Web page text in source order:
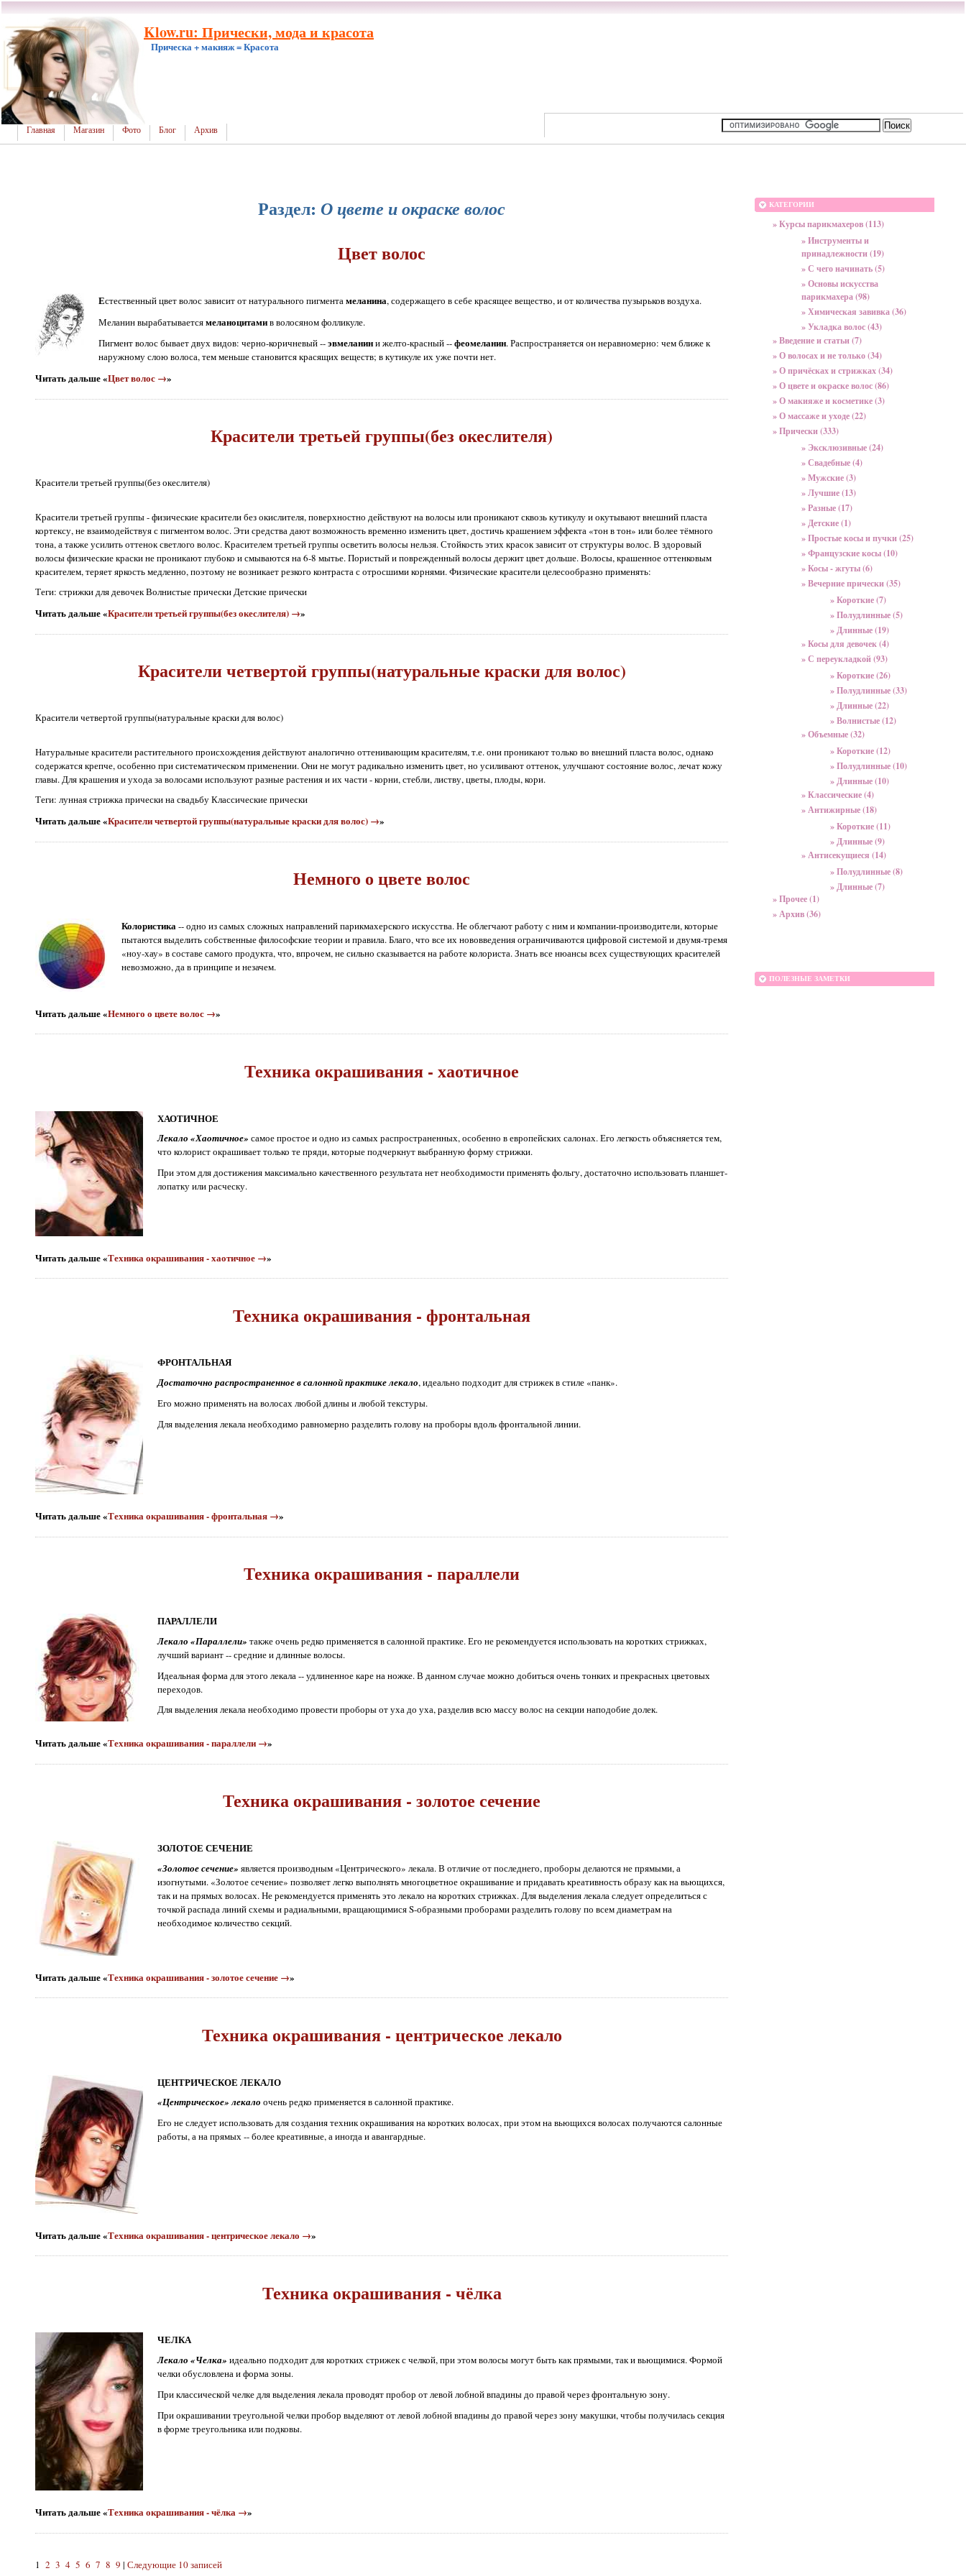
Klow.ru: Прически, мода и красота
Прическа + макияж = Красота
Главная Магазин Фото Блог Архив
Раздел: О цвете и окраске волос
Цвет волос
Естественный цвет волос зависит от натурального пигментамеланина, содержащего в себе красящее вещество, и от количества пузырьков воздуха.
Меланин вырабатываетсямеланоцитамив волосяном фолликуле.
Пигмент волос бывает двух видов: черно-коричневый --эвмеланини желто-красный --феомеланин. Распространяется он неравномерно: чем ближе к
наружному слою волоса, тем меньше становится красящих веществ; в кутикуле их уже почти нет.
Читать дальше «Цвет волос →»
Красители третьей группы(без океслителя)
Красители третьей группы(без океслителя)
Красители третьей группы - физические красители без окислителя, поверхностно действуют на волосы или проникают сквозь кутикулу и окутывают внешний пласта
кортексу, не взаимодействуя с пигментом волос. Эти средства дают возможность временно изменить цвет, достичь крашением эффекта «тон в тон» или более тёмного
тона, а также усилить оттенок светлого волос. Красителем третьей группы осветить волосы нельзя. Стойкость этих красок зависит от структуры волос. В здоровый
волосы физические краски не проникают глубоко и смываются на 6-8 мытье. Пористый и поврежденный волосы держит цвет дольше. Волосы, крашенное оттенковым
красителем, теряет яркость медленно, поэтому не возникает резкого контраста с отросшими корнями. Физические красители целесообразно применять:
Теги: стрижки для девочек Волнистые прически Детские прически
Читать дальше «Красители третьей группы(без океслителя) →»
Красители четвертой группы(натуральные краски для волос)
Красители четвертой группы(натуральные краски для волос)
Натуральные красители растительного происхождения действуют аналогично оттенивающим красителям, т.е. они проникают только во внешний пласта волос, однако
содержатся крепче, особенно при систематическом применении. Они не могут радикально изменить цвет, но усиливают оттенок, улучшают состояние волос, лечат кожу
главы. Для крашения и ухода за волосами используют разные растения и их части - корни, стебли, листву, цветы, плоды, кори.
Теги: лунная стрижка прически на свадьбу Классические прически
Читать дальше «Красители четвертой группы(натуральные краски для волос) →»
Немного о цвете волос
Колористика -- одно из самых сложных направлений парикмахерского искусства. Не облегчают работу с ним и компании-производители, которые
пытаются выделить собственные философские теории и правила. Благо, что все их нововведения ограничиваются цифровой системой и двумя-тремя
«ноу-хау» в составе самого продукта, что, впрочем, не сильно сказывается на работе колориста. Знать все нюансы всех существующих красителей
невозможно, да в принципе и незачем.
Читать дальше «Немного о цвете волос →»
Техника окрашивания - хаотичное
ХАОТИЧНОЕ
Лекало «Хаотичное» самое простое и одно из самых распространенных, особенно в европейских салонах. Его легкость объясняется тем,
что колорист окрашивает только те пряди, которые подчеркнут выбранную форму стрижки.
При этом для достижения максимально качественного результата нет необходимости применять фольгу, достаточно использовать планшет-
лопатку или расческу.
Читать дальше «Техника окрашивания - хаотичное →»
Техника окрашивания - фронтальная
ФРОНТАЛЬНАЯ
Достаточно распространенное в салонной практике лекало, идеально подходит для стрижек в стиле «панк».
Его можно применять на волосах любой длины и любой текстуры.
Для выделения лекала необходимо равномерно разделить голову на проборы вдоль фронтальной линии.
Читать дальше «Техника окрашивания - фронтальная →»
Техника окрашивания - параллели
ПАРАЛЛЕЛИ
Лекало «Параллели» также очень редко применяется в салонной практике. Его не рекомендуется использовать на коротких стрижках,
лучший вариант -- средние и длинные волосы.
Идеальная форма для этого лекала -- удлиненное каре на ножке. В данном случае можно добиться очень тонких и прекрасных цветовых
переходов.
Для выделения лекала необходимо провести проборы от уха до уха, разделив всю массу волос на секции наподобие долек.
Читать дальше «Техника окрашивания - параллели →»
Техника окрашивания - золотое сечение
ЗОЛОТОЕ СЕЧЕНИЕ
«Золотое сечение» является производным «Центрического» лекала. В отличие от последнего, проборы делаются не прямыми, а
изогнутыми. «Золотое сечение» позволяет легко выполнять многоцветное окрашивание и придавать креативность образу как на вьющихся,
так и на прямых волосах. Не рекомендуется применять это лекало на коротких стрижках. Для выделения лекала следует определиться с
точкой распада линий схемы и радиальными, вращающимися S-образными проборами разделить голову по всем диаметрам на
необходимое количество секций.
Читать дальше «Техника окрашивания - золотое сечение →»
Техника окрашивания - центрическое лекало
ЦЕНТРИЧЕСКОЕ ЛЕКАЛО
«Центрическое» лекало очень редко применяется в салонной практике.
Его не следует использовать для создания техник окрашивания на коротких волосах, при этом на вьющихся волосах получаются салонные
работы, а на прямых -- более креативные, а иногда и авангардные.
Читать дальше «Техника окрашивания - центрическое лекало →»
Техника окрашивания - чёлка
ЧЕЛКА
Лекало «Челка» идеально подходит для коротких стрижек с челкой, при этом волосы могут быть как прямыми, так и вьющимися. Формой
челки обусловлена и форма зоны.
При классической челке для выделения лекала проводят пробор от левой лобной впадины до правой через фронтальную зону.
При окрашивании треугольной челки пробор выделяют от левой лобной впадины до правой через зону макушки, чтобы получилась секция
в форме треугольника или подковы.
Читать дальше «Техника окрашивания - чёлка →»
1 2 3 4 5 6 7 8 9 | Следующие 10 записей
КАТЕГОРИИ
» Курсы парикмахеров (113)
» Инструменты и
принадлежности (19)
» С чего начинать (5)
» Основы искусства
парикмахера (98)
» Химическая завивка (36)
» Укладка волос (43)
» Введение и статьи (7)
» О волосах и не только (34)
» О причёсках и стрижках (34)
» О цвете и окраске волос (86)
» О макияже и косметике (3)
» О массаже и уходе (22)
» Прически (333)
» Эксклюзивные (24)
» Свадебные (4)
» Мужские (3)
» Лучшие (13)
» Разные (17)
» Детские (1)
» Простые косы и пучки (25)
» Французские косы (10)
» Косы - жгуты (6)
» Вечерние прически (35)
» Короткие (7)
» Полудлинные (5)
» Длинные (19)
» Косы для девочек (4)
» С переукладкой (93)
» Короткие (26)
» Полудлинные (33)
» Длинные (22)
» Волнистые (12)
» Объемные (32)
» Короткие (12)
» Полудлинные (10)
» Длинные (10)
» Классические (4)
» Антижирные (18)
» Короткие (11)
» Длинные (9)
» Антисекущиеся (14)
» Полудлинные (8)
» Длинные (7)
» Прочее (1)
» Архив (36)
ПОЛЕЗНЫЕ ЗАМЕТКИ